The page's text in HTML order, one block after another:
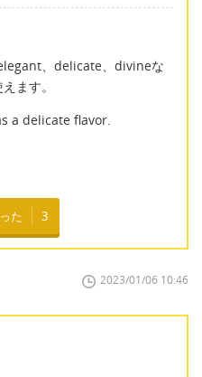
、delicate、divineな
ます。
a delicate flavor.
た 3
2023/01/06 10:46